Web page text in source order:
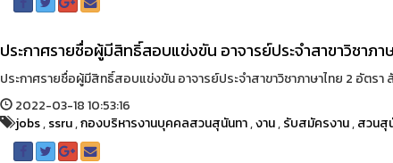
ประกาศรายชื่อผู้มีสิทธิ์สอบแข่งขัน อาจารย์ประจำสาขาวิชาภ
ประกาศรายชื่อผู้มีสิทธิ์สอบแข่งขัน อาจารย์ประจำสาขาวิชาภาษาไทย 2 อั
2022-03-18 10:53:16
jobs,ssru,กองบริหารงานบุคคลสวนสุนันทา,งาน,รับสมัครงาน,สวนสุ